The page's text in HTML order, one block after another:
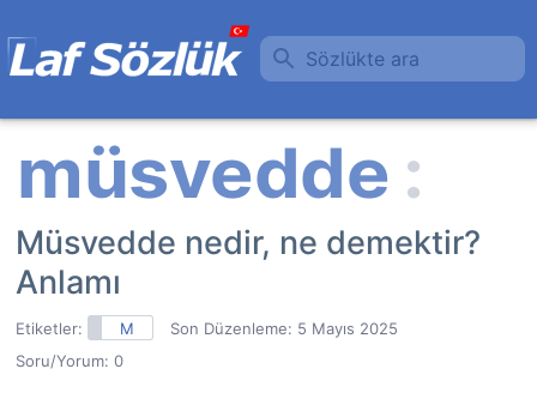
Sözlükte ara
Müsvedde nedir, ne demektir?
Anlamı
Etiketler: M Son Düzenleme: 5 Mayıs 2025
Soru/Yorum: 0